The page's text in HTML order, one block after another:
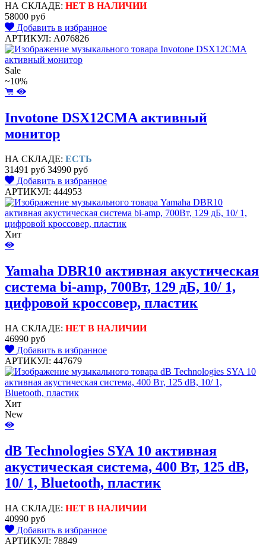
НА СКЛАДЕ: НЕТ В НАЛИЧИИ
58000 руб
Добавить в избранное
АРТИКУЛ: A076826
Sale
~10%
Invotone DSX12CMA активный
монитор
НА СКЛАДЕ: ЕСТЬ
31491 руб 34990 руб
Добавить в избранное
АРТИКУЛ: 444953
Хит
Yamaha DBR10 активная акустическая
система bi-amp, 700Вт, 129 дБ, 10/ 1,
цифровой кроссовер, пластик
НА СКЛАДЕ: НЕТ В НАЛИЧИИ
46990 руб
Добавить в избранное
АРТИКУЛ: 447679
Хит
New
dB Technologies SYA 10 активная
акустическая система, 400 Вт, 125 dB,
10/ 1, Bluetooth, пластик
НА СКЛАДЕ: НЕТ В НАЛИЧИИ
40990 руб
Добавить в избранное
АРТИКУЛ: 78849